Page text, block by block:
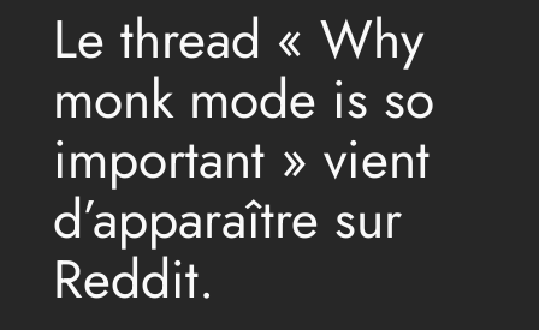
Le thread « Why
monk mode is so
important » vient
d’apparaître sur
Reddit.